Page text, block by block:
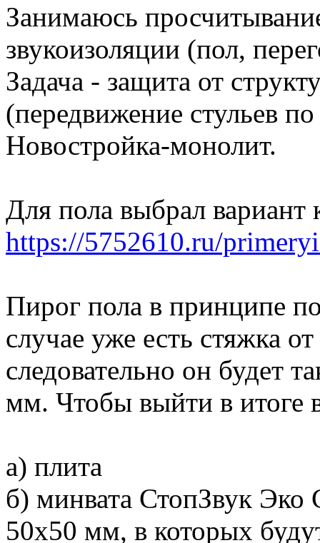
Занимаюсь
звукоизоляции (пол,
Задача - защита от
(передвижение стульев
Новостройка-монолит.
Для пола выбрал вариант
https://5752610.ru/
Пирог пола в принципе
случае уже есть стяжка
следовательно он будет
мм. Чтобы выйти в итоге
а) плита
б) минвата СтопЗвук
50х50 мм, в которых